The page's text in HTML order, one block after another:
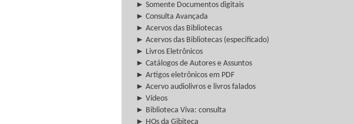
► Somente Documentos digitais
► Consulta Avançada
► Acervos das Bibliotecas
► Acervos das Bibliotecas (especificado)
► Livros Eletrônicos
► Catálogos de Autores e Assuntos
► Artigos eletrônicos em PDF
► Acervo audiolivros e livros falados
► Vídeos
► Biblioteca Viva: consulta
► HQs da Gibiteca